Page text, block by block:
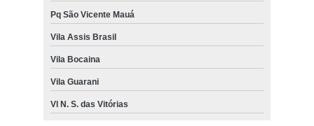
Pq São Vicente Mauá
Vila Assis Brasil
Vila Bocaina
Vila Guarani
Vl N. S. das Vitórias